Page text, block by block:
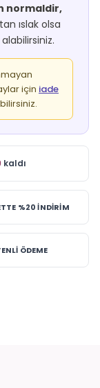
normaldir,
ıslak olsa
için iade
kaldı
%20 İNDİRİM
ÖDEME